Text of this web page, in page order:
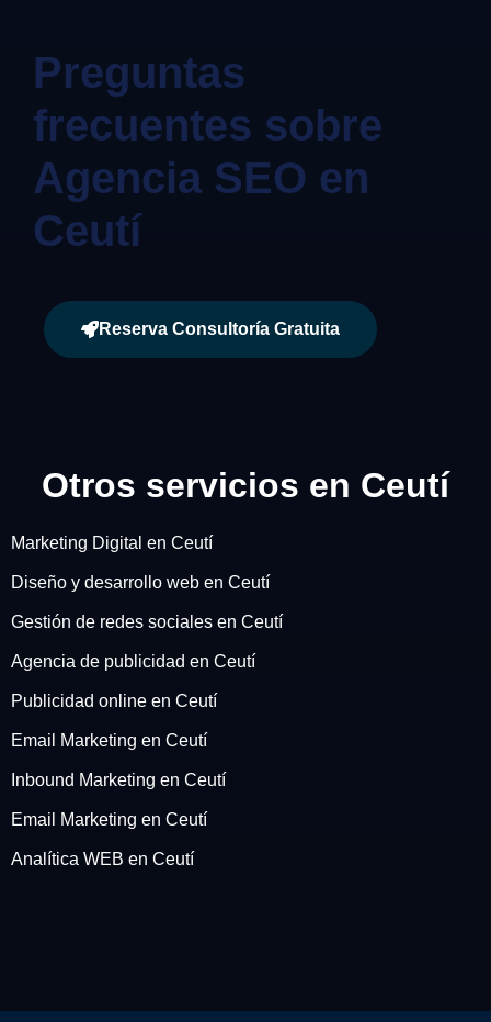
Preguntas
frecuentes sobre
Agencia SEO en
Ceutí
Reserva Consultoría Gratuita
Otros servicios en Ceutí
Marketing Digital en Ceutí
Diseño y desarrollo web en Ceutí
Gestión de redes sociales en Ceutí
Agencia de publicidad en Ceutí
Publicidad online en Ceutí
Email Marketing en Ceutí
Inbound Marketing en Ceutí
Email Marketing en Ceutí
Analítica WEB en Ceutí